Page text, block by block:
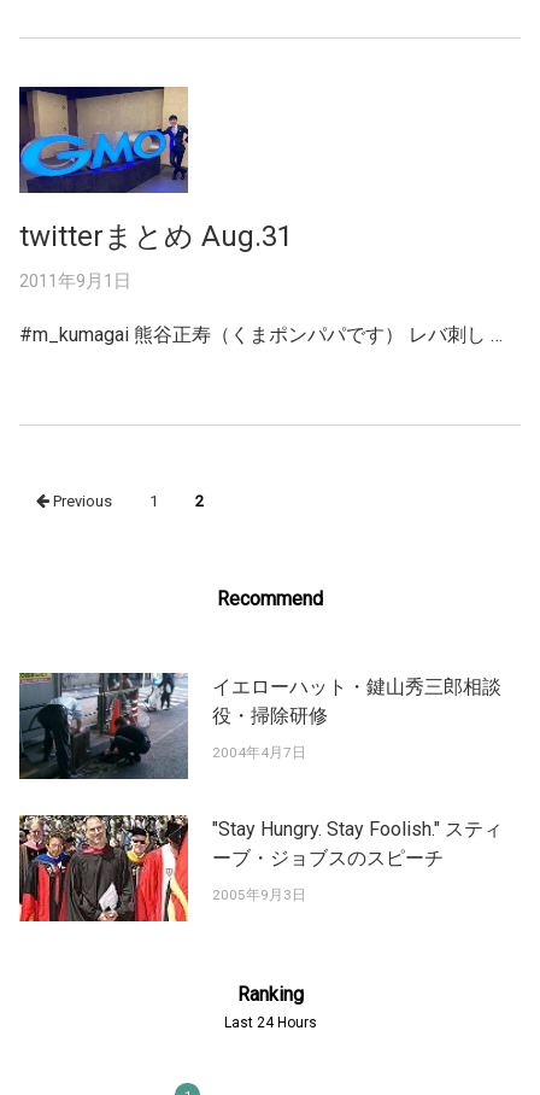
twitterまとめ Aug.31
2011年9月1日
#m_kumagai 熊谷正寿（くまポンパパです） レバ刺し …
navigation
Previous 1 2
Recommend
イエローハット・鍵山秀三郎相談
役・掃除研修
2004年4月7日
"Stay Hungry. Stay Foolish." スティ
ーブ・ジョブスのスピーチ
2005年9月3日
Ranking
Last 24 Hours